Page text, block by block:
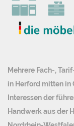
Mehrere Fach-,
in Herford mitten
Interessen der
Handwerk aus der